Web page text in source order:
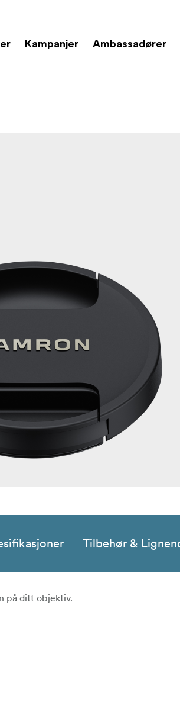
Kampanjer Ambassadører
Tilbehør &
på ditt objektiv.